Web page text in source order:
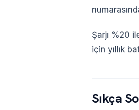
Şarjı %20
için yıllık
Sıkça